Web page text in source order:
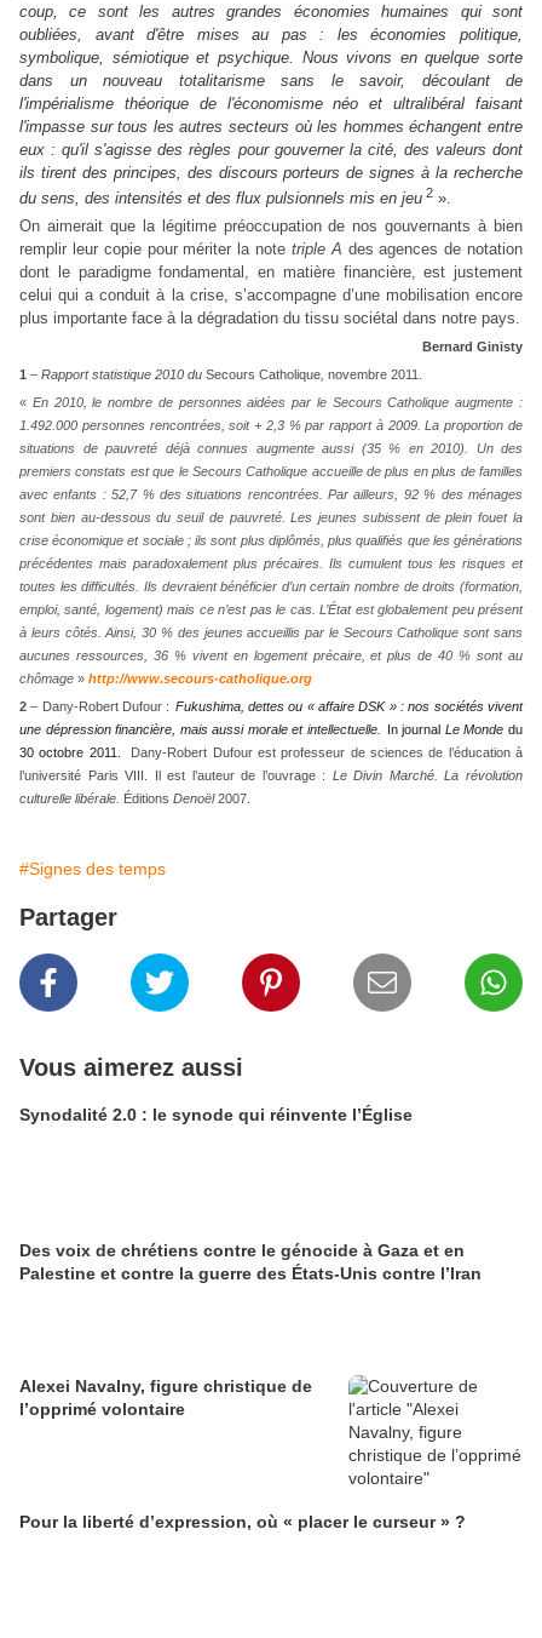
coup, ce sont les autres grandes économies humaines qui sont
oubliées, avant d'être mises au pas : les économies politique,
symbolique, sémiotique et psychique. Nous vivons en quelque sorte
dans un nouveau totalitarisme sans le savoir, découlant de
l'impérialisme théorique de l'économisme néo et ultralibéral faisant
l'impasse sur tous les autres secteurs où les hommes échangent entre
eux : qu'il s'agisse des règles pour gouverner la cité, des valeurs dont
ils tirent des principes, des discours porteurs de signes à la recherche
du sens, des intensités et des flux pulsionnels mis en jeu 2 ».
On aimerait que la légitime préoccupation de nos gouvernants à bien
remplir leur copie pour mériter la note triple A des agences de notation
dont le paradigme fondamental, en matière financière, est justement
celui qui a conduit à la crise, s’accompagne d’une mobilisation encore
plus importante face à la dégradation du tissu sociétal dans notre pays.
Bernard Ginisty
1 – Rapport statistique 2010 du Secours Catholique novembre 2011.
« En 2010, le nombre de personnes aidées par le Secours Catholique augmente :
1.492.000 personnes rencontrées, soit + 2,3 % par rapport à 2009. La proportion de
situations de pauvreté déjà connues augmente aussi (35 % en 2010). Un des
premiers constats est que le Secours Catholique accueille de plus en plus de familles
avec enfants : 52,7 % des situations rencontrées. Par ailleurs, 92 % des ménages
sont bien au-dessous du seuil de pauvreté. Les jeunes subissent de plein fouet la
crise économique et sociale ; ils sont plus diplômés, plus qualifiés que les générations
précédentes mais paradoxalement plus précaires. Ils cumulent tous les risques et
toutes les difficultés. Ils devraient bénéficier d’un certain nombre de droits (formation,
emploi, santé, logement) mais ce n’est pas le cas. L’État est globalement peu présent
à leurs côtés. Ainsi, 30 % des jeunes accueillis par le Secours Catholique sont sans
aucunes ressources, 36 % vivent en logement précaire, et plus de 40 % sont au
chômage » http://www.secours-catholique.org
2 – Dany-Robert Dufour : Fukushima, dettes ou « affaire DSK » : nos sociétés vivent
une dépression financière, mais aussi morale et intellectuelle.
In journal Le Monde du
30 octobre 2011.
Dany-Robert Dufour est professeur de sciences de l’éducation à
l’université Paris VIII. Il est l’auteur de l’ouvrage : Le Divin Marché. La révolution
culturelle libérale. Éditions Denoël2007
#Signes des temps
Partager
Vous aimerez aussi
Synodalité 2.0 : le synode qui réinvente l’Église
Des voix de chrétiens contre le génocide à Gaza et en
Palestine et contre la guerre des États-Unis contre l’Iran
Alexei Navalny, figure christique de
l’opprimé volontaire
Pour la liberté d’expression, où « placer le curseur » ?